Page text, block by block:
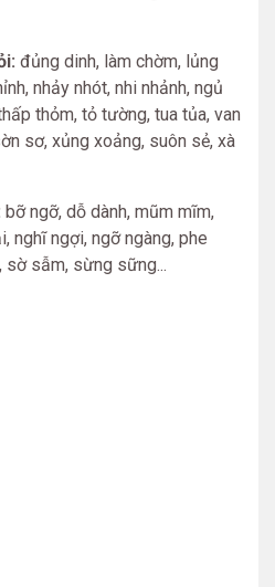
đủng dinh, làm chờm, lủng
nhảy nhót, nhi nhảnh, ngủ
thỏm, tỏ tường, tua tủa, van
sơ, xủng xoảng, suôn sẻ, xà
bỡ ngỡ, dỗ dành, mũm mĩm,
nghĩ ngợi, ngỡ ngàng, phe
sờ sẫm, sừng sững...